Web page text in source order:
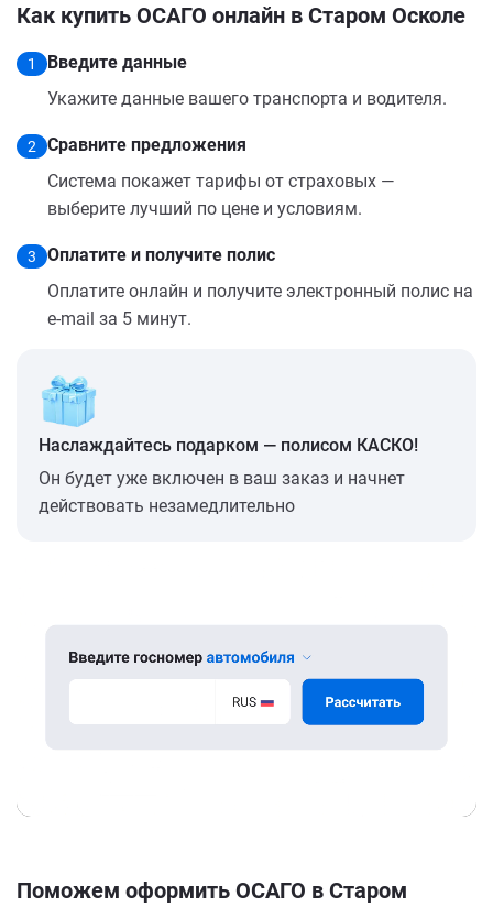
Как купить ОСАГО онлайн в Старом Осколе
1
Введите данные
Укажите данные вашего транспорта и водителя.
2
Сравните предложения
Система покажет тарифы от страховых —
выберите лучший по цене и условиям.
3
Оплатите и получите полис
Оплатите онлайн и получите электронный полис на
e-mail за 5 минут.
Наслаждайтесь подарком — полисом КАСКО!
Он будет уже включен в ваш заказ и начнет
действовать незамедлительно
Поможем оформить ОСАГО в Старом